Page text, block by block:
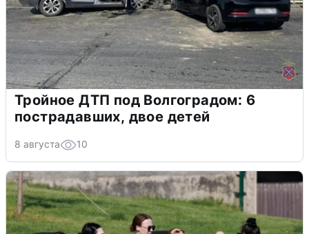
Тройное ДТП под Волгоградом: 6
пострадавших, двое детей
8 августа 10